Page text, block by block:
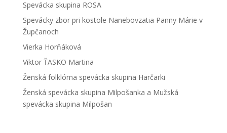
Spevácka skupina ROSA
Spevácky zbor pri kostole Nanebovzatia Panny Márie v
Župčanoch
Vierka Horňáková
Viktor ŤASKO Martina
Ženská folklórna spevácka skupina Harčarki
Ženská spevácka skupina Milpošanka a Mužská
spevácka skupina Milpošan